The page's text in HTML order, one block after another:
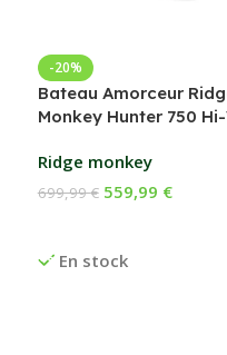
-20%
Bateau Amorceur
Monkey Hunter 750
Ridge monkey
En stock
699,99€ 559,99 €